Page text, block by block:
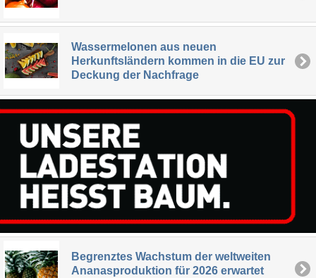
Wassermelonen aus neuen
Herkunftsländern kommen in die EU zur
Deckung der Nachfrage
Begrenztes Wachstum der weltweiten
Ananasproduktion für 2026 erwartet